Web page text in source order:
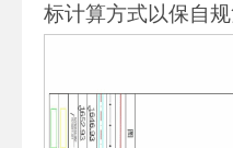
标计算方式以保自规